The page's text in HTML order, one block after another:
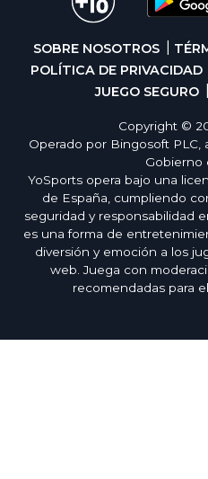
SOBRE NOSOTROS
POLÍTICA DE PRIVACIDAD
JUEGO SEGURO
Copyright ©
Operado por Bingosoft PLC,
Gobierno
YoSports opera bajo una
de España, cumpliendo
seguridad y responsabilidad
es una forma de
diversión y emoción a los
web. Juega con
recomendadas para